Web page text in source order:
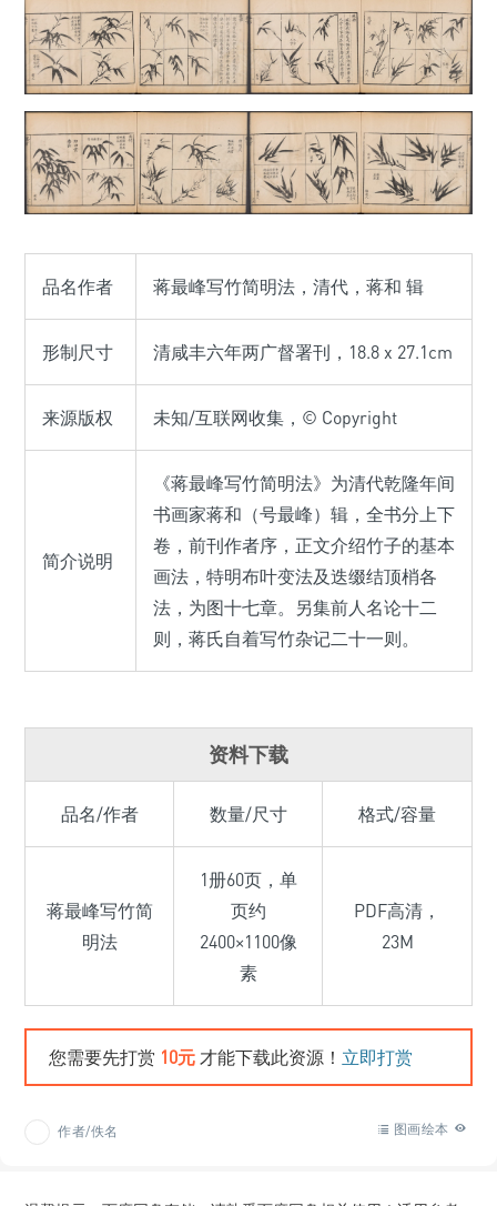
品名作者 蒋最峰写竹简明法，清代，蒋和 辑
形制尺寸 清咸丰六年两广督署刊，18.8 x 27.1cm
来源版权 未知/互联网收集，© Copyright
简介说明
《蒋最峰写竹简明法》为清代乾隆年间
书画家蒋和（号最峰）辑，全书分上下
卷，前刊作者序，正文介绍竹子的基本
画法，特明布叶变法及迭缀结顶梢各
法，为图十七章。另集前人名论十二
则，蒋氏自着写竹杂记二十一则。
资料下载
品名/作者 数量/尺寸 格式/容量
蒋最峰写竹简
明法
1册60页，单
页约
2400×1100像
素
PDF高清，
23M
您需要先打赏 10元 才能下载此资源！ 立即打赏
作者/佚名 图画绘本